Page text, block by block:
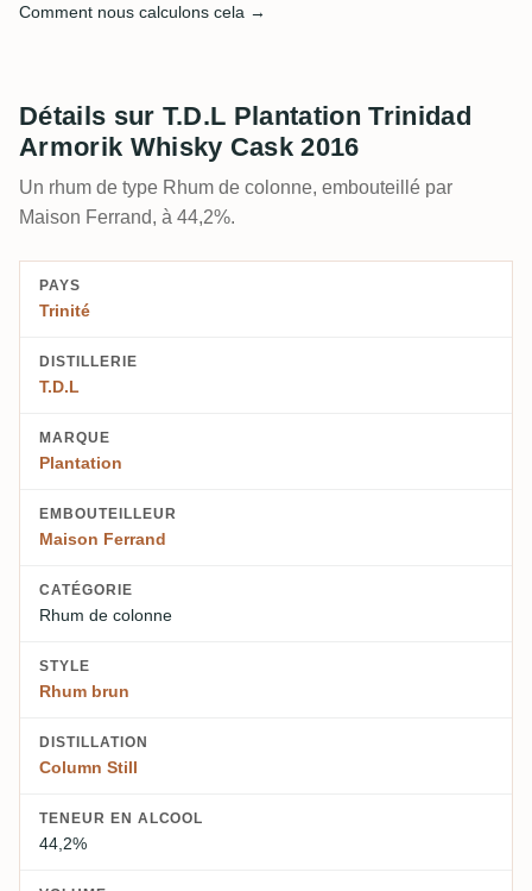
Comment nous calculons cela →
Détails sur T.D.L Plantation Trinidad
Armorik Whisky Cask 2016
Un rhum de type Rhum de colonne, embouteillé par
Maison Ferrand, à 44,2%.
PAYS
Trinité
DISTILLERIE
T.D.L
MARQUE
Plantation
EMBOUTEILLEUR
Maison Ferrand
CATÉGORIE
Rhum de colonne
STYLE
Rhum brun
DISTILLATION
Column Still
TENEUR EN ALCOOL
44,2%